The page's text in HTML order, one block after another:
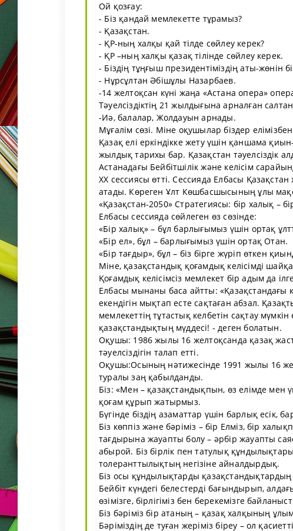
Ой қозғау:
- Біз қандай мемлекетте тұрамыз?
- Қазақстан.
- ҚР-ның халқы қай тілде сөйлеу керек?
- ҚР –ның халқы қазақ тілінде сөйлеу керек.
- Біздің тұңғыш президентіміздің аты-жөнін
- Нұрсұлтан Әбішұлы Назарбаев.
-14 желтоқсан күні жаңа «Астана опера»
Тәуелсіздіктің 21 жылдығына арналған
-Иә, балалар, Жолдауын арнады.
Мұғалім сөзі. Міне оқушылар біздер
Қазақ елі еркіндікке жету үшін қаншама
жылдық тарихы бар. Қазақстан тәуелсіздік
Астанадағы Бейбітшілік және келісім
ХХ сессиясы өтті. Сессияда Елбасы
атады. Көреген Ұлт Көшбасшысының ұлы
«Қазақстан-2050» Стратегиясы: бір халық –
Елбасы сессияда сөйлеген өз сөзінде:
«Бір халық» – бұл барлығымыз үшін ортақ
«Бір ел», бұл – барлығымыз үшін ортақ Отан.
«Бір тағдыр», бұл – біз бірге жүріп өткен
Міне, қазақстандық қоғамдық келісімді
Қоғамдық келісімсіз мемлекет бір адым да
Елбасы мынаны баса айтты: «Қазақстандағы
екендігін мықтап есте сақтаған абзал.
мемлекеттің тұтастық келбетін сақтау
қазақстандықтың мүддесі! - деген болатын.
Оқушы: 1986 жылы 16 желтоқсанда қазақ
тәуелсіздігін талап етті.
Оқушы:Осының нәтижесінде 1991 жылы 16
туралы заң қабылданды.
Біз: «Мен – қазақстандықпын, өз елімде мен
қоғам құрып жатырмыз.
Бүгінде біздің азаматтар үшін барлық есік,
Біз көппіз және бәріміз – бір Елміз, бір
тағдырына жауапты болу – әрбір жауапты
абырой. Біз бірлік пен татулық
толеранттылықтың негізіне айналдырдық.
Біз осы құндылықтарды
Бейбіт күндегі белестерді бағындырып,
өзімізге, бірлігіміз бен берекемізге
Біз бәріміз бір атаның – қазақ халқының
Бәріміздің де туған жеріміз біреу – ол